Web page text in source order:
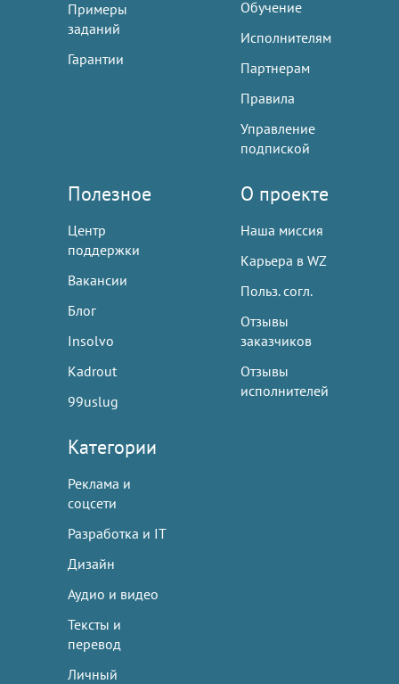
Примеры
заданий
Гарантии
Обучение
Исполнителям
Партнерам
Правила
Управление
подпиской
Полезное
Центр
поддержки
Вакансии
Блог
Insolvo
Kadrout
99uslug
О проекте
Наша миссия
Карьера в WZ
Польз. согл.
Отзывы
заказчиков
Отзывы
исполнителей
Категории
Реклама и
соцсети
Разработка и IT
Дизайн
Аудио и видео
Тексты и
перевод
Личный